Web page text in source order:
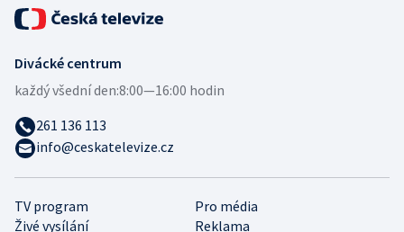
TV program
Pro média
Živé vysílání
Reklama
Divácké centrum
každý všední den:8:00—16:00 hodin
261 136 113
info@ceskatelevize.cz